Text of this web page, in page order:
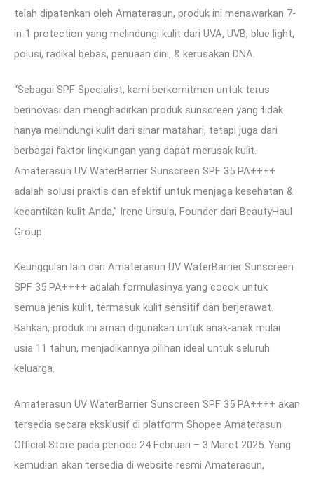
telah dipatenkan oleh Amaterasun, produk ini menawarkan 7-
in-1 protection yang melindungi kulit dari UVA, UVB, blue light,
polusi, radikal bebas, penuaan dini, & kerusakan DNA.
“Sebagai SPF Specialist, kami berkomitmen untuk terus
berinovasi dan menghadirkan produk sunscreen yang tidak
hanya melindungi kulit dari sinar matahari, tetapi juga dari
berbagai faktor lingkungan yang dapat merusak kulit.
Amaterasun UV WaterBarrier Sunscreen SPF 35 PA++++
adalah solusi praktis dan efektif untuk menjaga kesehatan &
kecantikan kulit Anda,” Irene Ursula, Founder dari BeautyHaul
Group.
Keunggulan lain dari Amaterasun UV WaterBarrier Sunscreen
SPF 35 PA++++ adalah formulasinya yang cocok untuk
semua jenis kulit, termasuk kulit sensitif dan berjerawat.
Bahkan, produk ini aman digunakan untuk anak-anak mulai
usia 11 tahun, menjadikannya pilihan ideal untuk seluruh
keluarga.
Amaterasun UV WaterBarrier Sunscreen SPF 35 PA++++ akan
tersedia secara eksklusif di platform Shopee Amaterasun
Official Store pada periode 24 Februari – 3 Maret 2025. Yang
kemudian akan tersedia di website resmi Amaterasun,